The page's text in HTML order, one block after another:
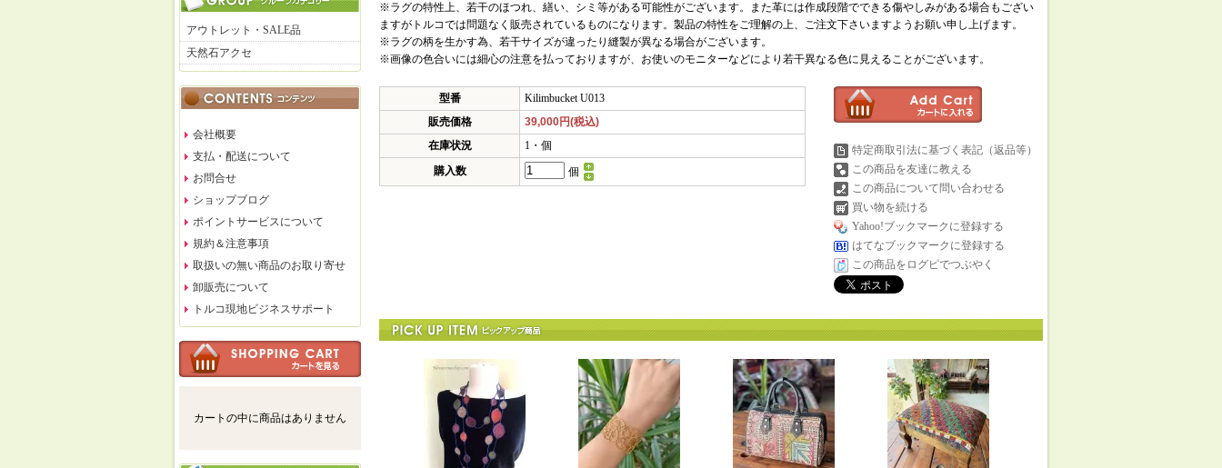
アウトレット・SALE品
天然石アクセ
会社概要
支払・配送について
お問合せ
ショップブログ
ポイントサービスについて
規約＆注意事項
取扱いの無い商品のお取り寄せ
卸販売について
トルコ現地ビジネスサポート
カートの中に商品はありません
※ラグの特性上、若干のほつれ、繕い、シミ等がある可能性がございます。また革には作成段階でできる傷やしみがある場合もござい
ますがトルコでは問題なく販売されているものになります。製品の特性をご理解の上、ご注文下さいますようお願い申し上げます。
※ラグの柄を生かす為、若干サイズが違ったり縫製が異なる場合がございます。
※画像の色合いには細心の注意を払っておりますが、お使いのモニターなどにより若干異なる色に見えることがございます。
型番
Kilimbucket U013
販売価格
39,000円(税込)
在庫状況
1・個
購入数
個
特定商取引法に基づく表記（返品等）
この商品を友達に教える
この商品について問い合わせる
買い物を続ける
Yahoo!ブックマークに登録する
はてなブックマークに登録する
この商品をログピでつぶやく